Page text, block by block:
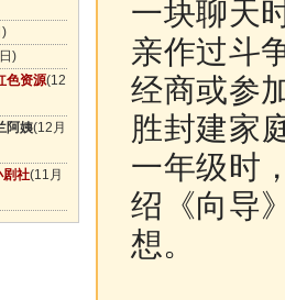
)
)
色资源(12
阿姨(12月
剧社(11月
一块聊天
亲作过斗
经商或参
胜封建家
一年级时
绍《向导
想。